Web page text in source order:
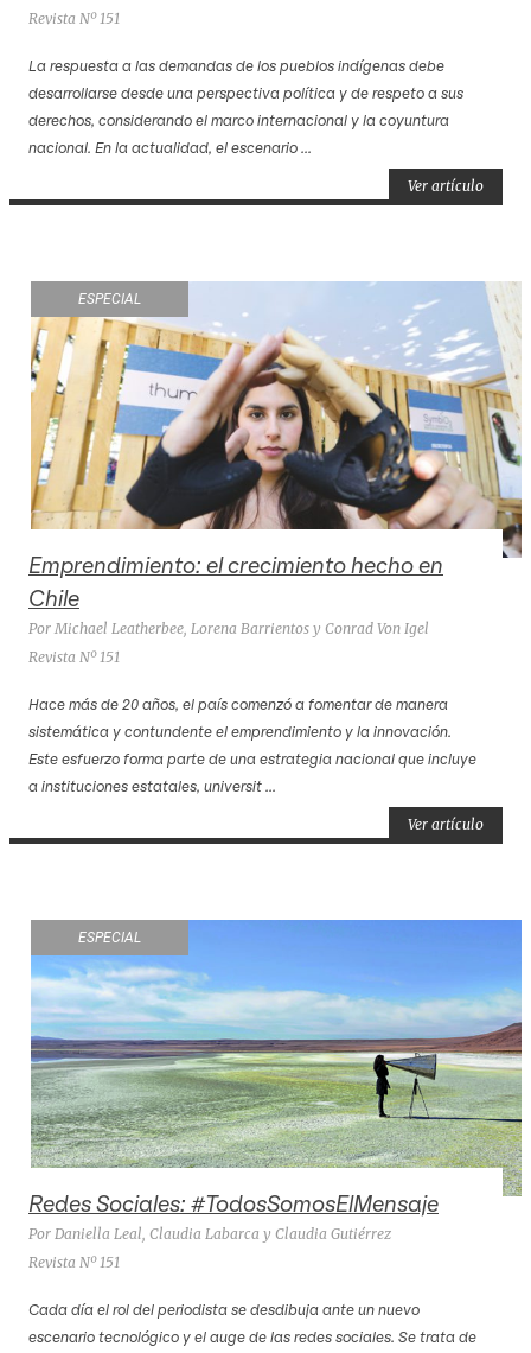
Revista Nº 151
La respuesta a las demandas de los pueblos indígenas debe
desarrollarse desde una perspectiva política y de respeto a sus
derechos, considerando el marco internacional y la coyuntura
nacional. En la actualidad, el escenario ...
Ver artículo
ESPECIAL
Emprendimiento: el crecimiento hecho en
Chile
Por Michael Leatherbee, Lorena Barrientos y Conrad Von Igel
Revista Nº 151
Hace más de 20 años, el país comenzó a fomentar de manera
sistemática y contundente el emprendimiento y la innovación.
Este esfuerzo forma parte de una estrategia nacional que incluye
a instituciones estatales, universit ...
Ver artículo
ESPECIAL
Redes Sociales: #TodosSomosElMensaje
Por Daniella Leal, Claudia Labarca y Claudia Gutiérrez
Revista Nº 151
Cada día el rol del periodista se desdibuja ante un nuevo
escenario tecnológico y el auge de las redes sociales. Se trata de